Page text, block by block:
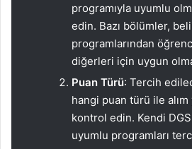
programıyla uyumlu
edin. Bazı bölümler,
programlarından
diğerleri için uygun
Puan Türü: Tercih
hangi puan türü ile alım
kontrol edin. Kendi
uyumlu programları